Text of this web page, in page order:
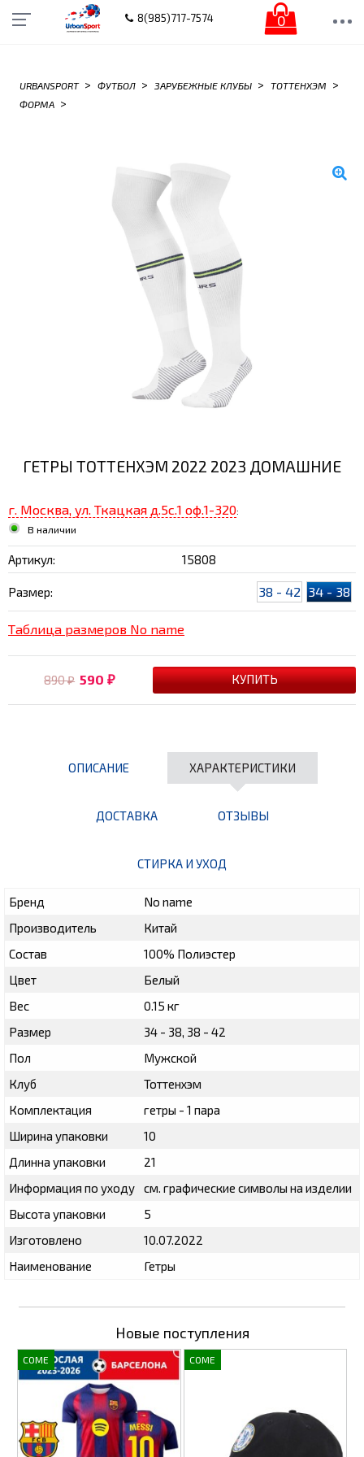
8(985)717-7574 0
URBANSPORT > ФУТБОЛ > ЗАРУБЕЖНЫЕ КЛУБЫ > ТОТТЕНХЭМ >
ФОРМА >
ГЕТРЫ ТОТТЕНХЭМ 2022 2023 ДОМАШНИЕ
г. Москва, ул. Ткацкая д.5с.1 оф.1-320:
В наличии
Артикул: 15808
Размер: 38 - 42 34 - 38
Таблица размеров No name
890₽ 590₽
ОПИСАНИЕ ХАРАКТЕРИСТИКИ
ДОСТАВКА ОТЗЫВЫ
СТИРКА И УХОД
Бренд
No name
Производитель
Китай
Состав
100% Полиэстер
Цвет
Белый
Вес
0.15 кг
Размер
34 - 38, 38 - 42
Пол
Мужской
Клуб
Тоттенхэм
Комплектация
гетры - 1 пара
Ширина упаковки
10
Длинна упаковки
21
Информация по уходу
см. графические символы на изделии
Высота упаковки
5
Изготовлено
10.07.2022
Наименование
Гетры
Новые поступления
COME COME